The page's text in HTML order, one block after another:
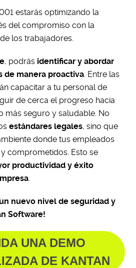
estarás optimizando la
del compromiso con la
los trabajadores.
, podrás identificar y abordar
de manera proactiva . Entre las
capacitar a tu personal de
de cerca el progreso hacia
más seguro y saludable. No
estándares legales, sino que
donde tus empleados
comprometidos. Esto se
productividad y éxito
nuevo nivel de seguridad y
Software!
UNA DEMO
DE KANTAN